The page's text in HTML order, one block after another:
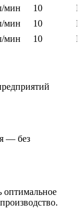
мин 10
мин 10
мин 10
— без
оптимальное